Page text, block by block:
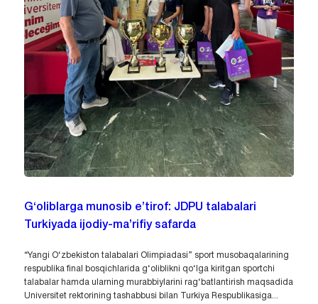
G‘oliblarga munosib e’tirof: JDPU talabalari
Turkiyada ijodiy-ma’rifiy safarda
“Yangi O‘zbekiston talabalari Olimpiadasi” sport musobaqalarining
respublika final bosqichlarida g‘oliblikni qo‘lga kiritgan sportchi
talabalar hamda ularning murabbiylarini rag‘batlantirish maqsadida
Universitet rektorining tashabbusi bilan Turkiya Respublikasiga...